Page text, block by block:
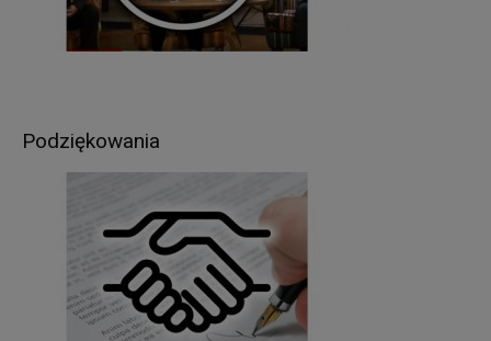
Podziękowania
Giżycku przetwarzają dane osobowe, dla których
Administratorem jest Starosta Giżycki (np. usługi
przez okres niezbędny do realizacji celów
wskazany w przepisach o archiwizacji. Oznacza
to, że dane osobowe zostaną zniszczone po
upływie odpowiednio 3, 5, 10, 20 lub 50 lat od
daty zakończenia sprawy (zgodnie z przepisami
o archiwizacji).
W związku z przetwarzaniem przez